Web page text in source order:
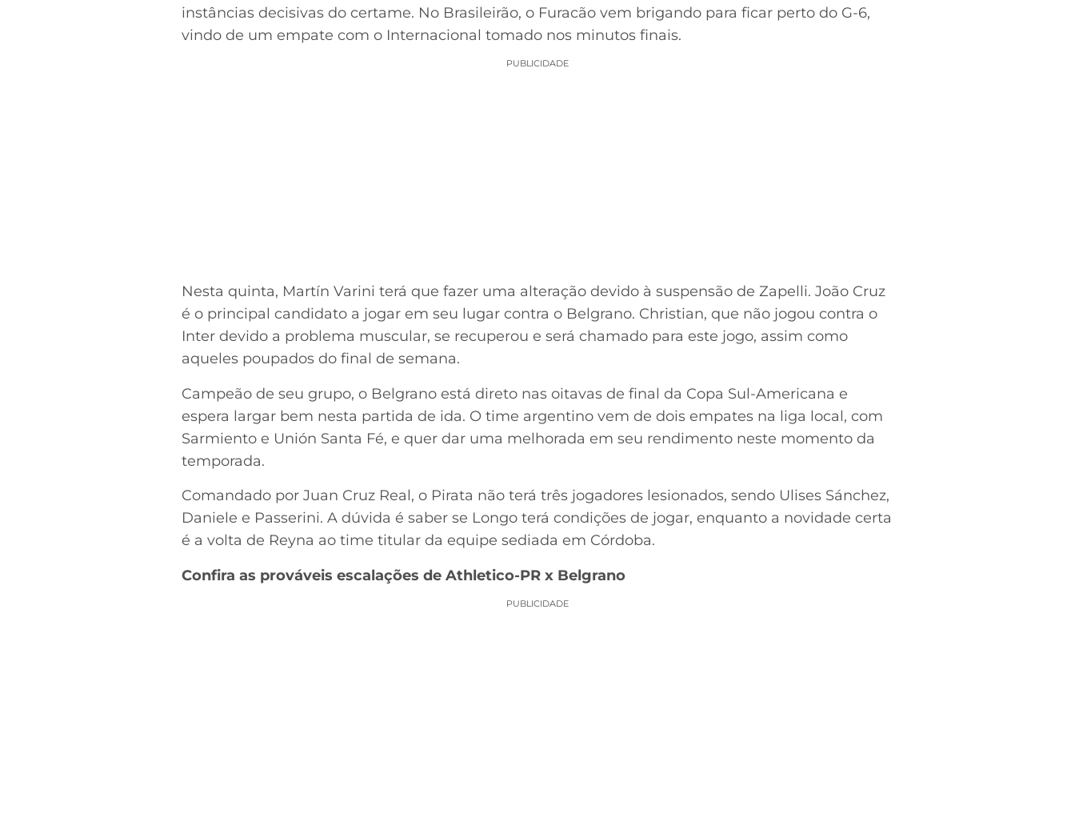
instâncias decisivas do certame. No Brasileirão, o Furacão vem brigando para ficar perto do G-6,
vindo de um empate com o Internacional tomado nos minutos finais.
PUBLICIDADE
Nesta quinta, Martín Varini terá que fazer uma alteração devido à suspensão de Zapelli. João Cruz
é o principal candidato a jogar em seu lugar contra o Belgrano. Christian, que não jogou contra o
Inter devido a problema muscular, se recuperou e será chamado para este jogo, assim como
aqueles poupados do final de semana.
Campeão de seu grupo, o Belgrano está direto nas oitavas de final da Copa Sul-Americana e
espera largar bem nesta partida de ida. O time argentino vem de dois empates na liga local, com
Sarmiento e Unión Santa Fé, e quer dar uma melhorada em seu rendimento neste momento da
temporada.
Comandado por Juan Cruz Real, o Pirata não terá três jogadores lesionados, sendo Ulises Sánchez,
Daniele e Passerini. A dúvida é saber se Longo terá condições de jogar, enquanto a novidade certa
é a volta de Reyna ao time titular da equipe sediada em Córdoba.
Confira as prováveis escalações de Athletico-PR x Belgrano
PUBLICIDADE